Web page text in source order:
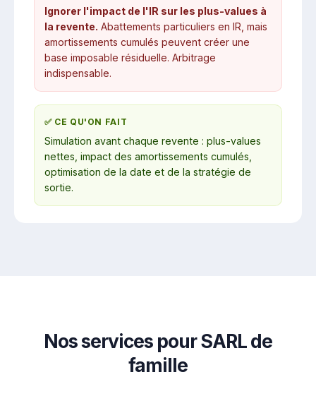
Ignorer l'impact de l'IR sur les plus-values à
la revente. Abattements particuliers en IR, mais
amortissements cumulés peuvent créer une
base imposable résiduelle. Arbitrage
indispensable.
✅ CE QU'ON FAIT
Simulation avant chaque revente : plus-values
nettes, impact des amortissements cumulés,
optimisation de la date et de la stratégie de
sortie.
Nos services pour SARL de
famille